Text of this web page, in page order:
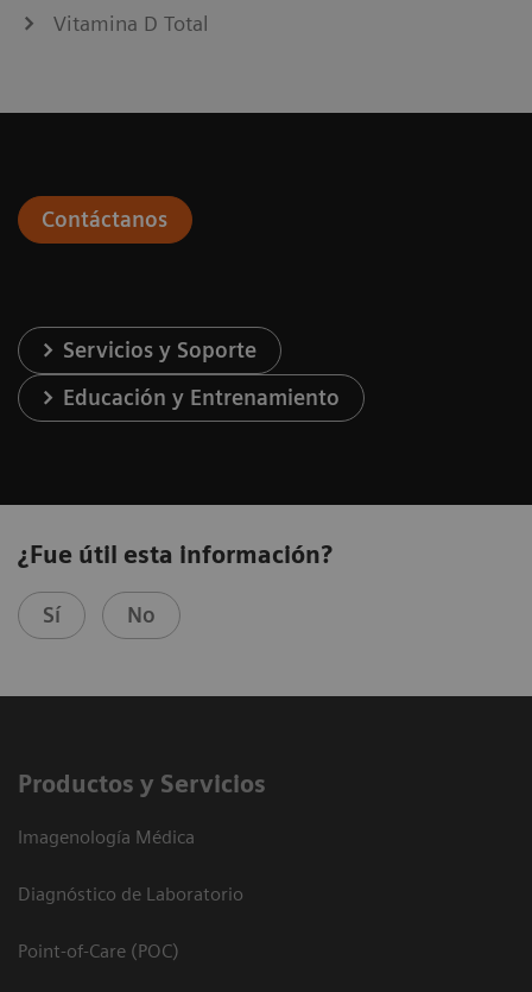
Vitamina D Total
Contáctanos
Servicios y Soporte
Educación y Entrenamiento
¿Fue útil esta información?
Sí No
Productos y Servicios
Imagenología Médica
Diagnóstico de Laboratorio
Point-of-Care (POC)